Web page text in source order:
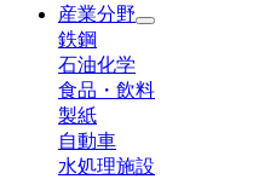
産業分野
鉄鋼
石油化学
食品・飲料
製紙
自動車
水処理施設